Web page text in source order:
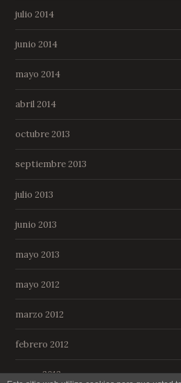
julio 2014
junio 2014
mayo 2014
abril 2014
octubre 2013
septiembre 2013
julio 2013
junio 2013
mayo 2013
mayo 2012
marzo 2012
febrero 2012
enero 2012